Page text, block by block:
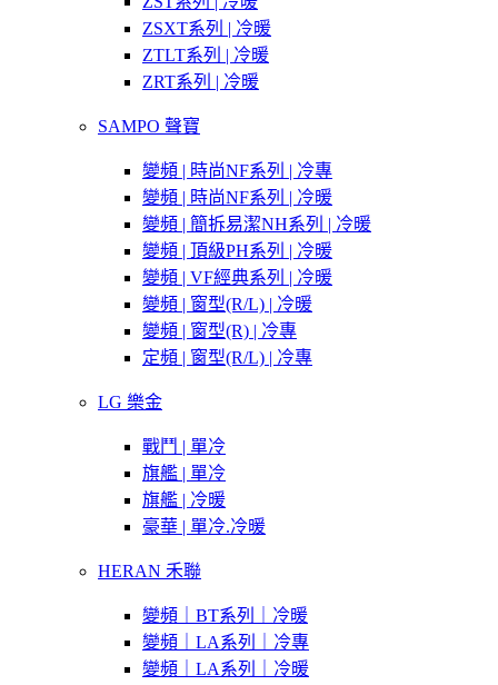
ZSXT系列 | 冷暖
ZTLT系列 | 冷暖
ZRT系列 | 冷暖
SAMPO 聲寶
變頻 | 時尚NF系列 | 冷專
變頻 | 時尚NF系列 | 冷暖
變頻 | 簡拆易潔NH系列 | 冷暖
變頻 | 頂級PH系列 | 冷暖
變頻 | VF經典系列 | 冷暖
變頻 | 窗型(R/L) | 冷暖
變頻 | 窗型(R) | 冷專
定頻 | 窗型(R/L) | 冷專
LG 樂金
戰鬥 | 單冷
旗艦 | 單冷
旗艦 | 冷暖
豪華 | 單冷.冷暖
HERAN 禾聯
變頻｜BT系列｜冷暖
變頻｜LA系列｜冷專
變頻｜LA系列｜冷暖